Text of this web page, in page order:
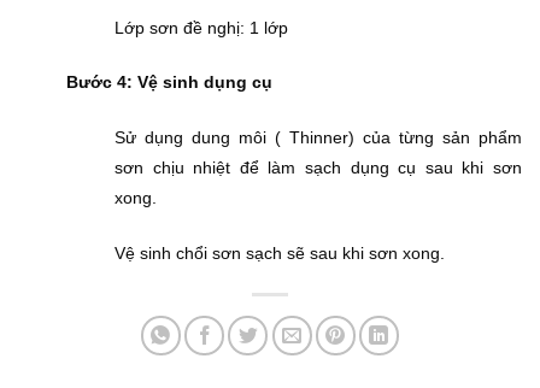
Lớp sơn đề nghị: 1 lớp
Bước 4: Vệ sinh dụng cụ
Sử dụng dung môi ( Thinner) của từng sản phẩm
sơn chịu nhiệt để làm sạch dụng cụ sau khi sơn
xong.
Vệ sinh chổi sơn sạch sẽ sau khi sơn xong.